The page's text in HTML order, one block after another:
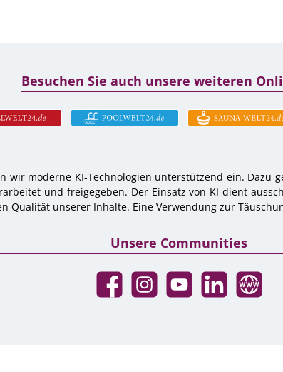
Besuchen Sie auch unsere weiteren
moderne KI-Technologien unterstützend ein. Dazu
und freigegeben. Der Einsatz von KI dient
unserer Inhalte. Eine Verwendung zur
Unsere Communities
FacebookInstagramYouTubeLinkedInWebsite